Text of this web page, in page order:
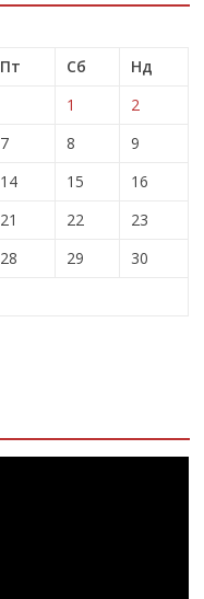
Пт Сб
Нд
1
2
7 8
9
14 15
16
21 22
23
28 29
30